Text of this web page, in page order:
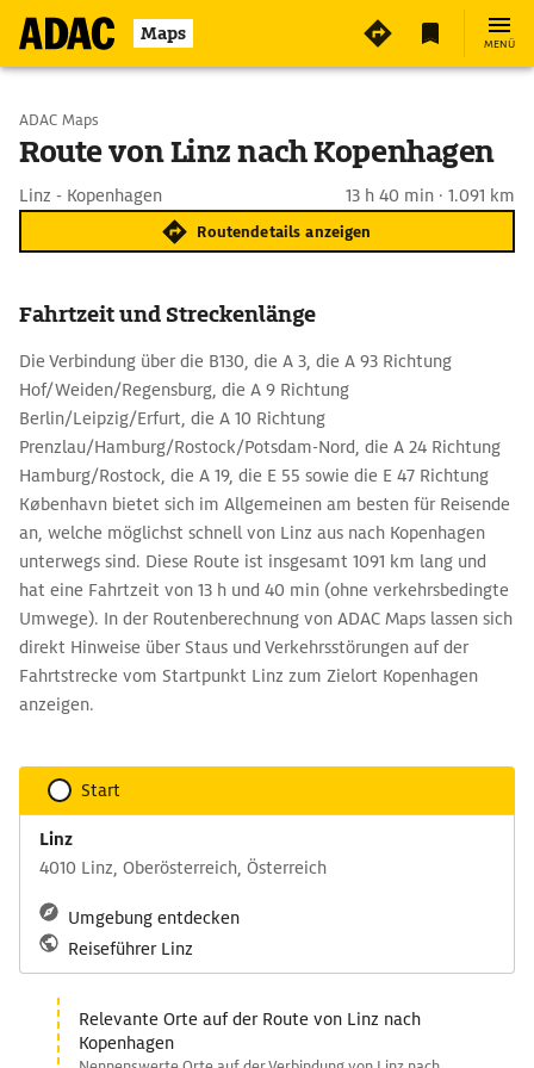
Maps MENÜ
Start wählen
ADAC Maps
Route von Linz nach Kopenhagen
Linz - Kopenhagen 13 h 40 min · 1.091 km
Routendetails anzeigen
Fahrtzeit und Streckenlänge
Die Verbindung über die B130, die A 3, die A 93 Richtung
Hof/Weiden/Regensburg, die A 9 Richtung
Berlin/Leipzig/Erfurt, die A 10 Richtung
Prenzlau/Hamburg/Rostock/Potsdam-Nord, die A 24 Richtung
Hamburg/Rostock, die A 19, die E 55 sowie die E 47 Richtung
København bietet sich im Allgemeinen am besten für Reisende
an, welche möglichst schnell von Linz aus nach Kopenhagen
unterwegs sind. Diese Route ist insgesamt 1091 km lang und
hat eine Fahrtzeit von 13 h und 40 min (ohne verkehrsbedingte
Umwege). In der Routenberechnung von ADAC Maps lassen sich
direkt Hinweise über Staus und Verkehrsstörungen auf der
Fahrtstrecke vom Startpunkt Linz zum Zielort Kopenhagen
anzeigen.
Start
Linz
4010 Linz, Oberösterreich, Österreich
Umgebung entdecken
Reiseführer Linz
Relevante Orte auf der Route von Linz nach
Kopenhagen